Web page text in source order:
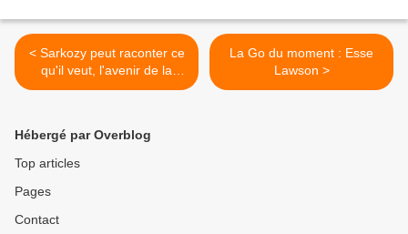
< Sarkozy peut raconter ce
qu'il veut, l'avenir de la
France, c'est l'Afrique !
La Go du moment : Esse
Lawson >
Hébergé par Overblog
Top articles
Pages
Contact